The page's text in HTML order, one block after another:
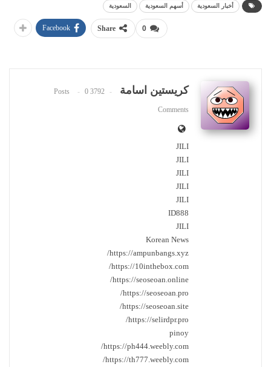
أخبار السعودية أسهم السعودية السعودية
0
Share
Facebook
كريستين اسامة 3792 Posts
0
Comments
JILI
JILI
JILI
JILI
JILI
ID888
JILI
Korean News
https://ampunbangs.xyz/
https://10inthebox.com/
https://seoseoan.online/
https://seoseoan.pro/
https://seoseoan.site/
https://selirdpr.pro/
pinoy
https://ph444.weebly.com/
https://th777.weebly.com/